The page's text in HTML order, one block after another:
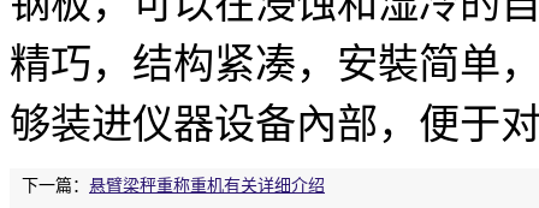
精巧，结构紧凑，安裝简单
够装进仪器设备內部，便于
下一篇： 悬臂梁秤重称重机有关详细介绍